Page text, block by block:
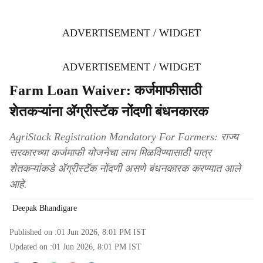
ADVERTISEMENT / WIDGET
ADVERTISEMENT / WIDGET
Farm Loan Waiver: कर्जमाफीसाठी
शेतकऱ्यांना ॲग्रीस्टॅक नोंदणी बंधनकारक
AgriStack Registration Mandatory For Farmers: राज्य
सरकारच्या कर्जमाफी योजनेचा लाभ मिळविण्यासाठी पात्र
शेतकऱ्यांकडे ॲग्रीस्टॅक नोंदणी असणे बंधनकारक करण्यात आले
आहे.
Deepak Bhandigare
Published on :01 Jun 2026, 8:01 PM IST
Updated on :01 Jun 2026, 8:01 PM IST